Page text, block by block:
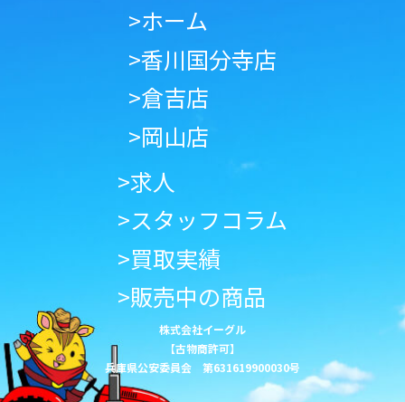
>ホーム
>香川国分寺店
>倉吉店
>岡山店
>求人
>スタッフコラム
>買取実績
>販売中の商品
株式会社イーグル
【古物商許可】
兵庫県公安委員会 第631619900030号